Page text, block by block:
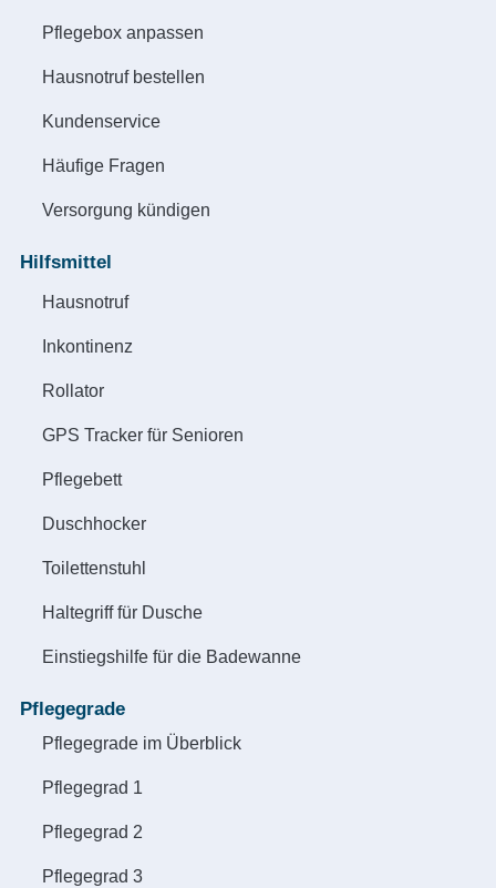
Pflegebox anpassen
Hausnotruf bestellen
Kundenservice
Häufige Fragen
Versorgung kündigen
Hilfsmittel
Hausnotruf
Inkontinenz
Rollator
GPS Tracker für Senioren
Pflegebett
Duschhocker
Toilettenstuhl
Haltegriff für Dusche
Einstiegshilfe für die Badewanne
Pflegegrade
Pflegegrade im Überblick
Pflegegrad 1
Pflegegrad 2
Pflegegrad 3